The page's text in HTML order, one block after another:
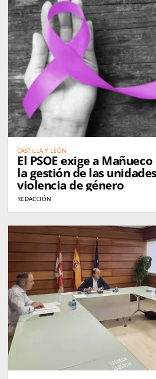
CASTILLA Y LEÓN
El PSOE exige a
la gestión de las
violencia de género
REDACCIÓN